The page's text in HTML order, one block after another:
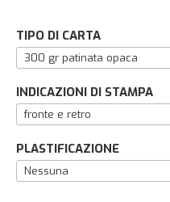
TIPO DI CARTA
INDICAZIONI DI STAMPA
PLASTIFICAZIONE